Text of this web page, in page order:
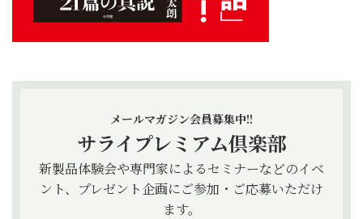
メールマガジン会員募集中!!
サライプレミアム倶楽部
新製品体験会や専門家によるセミナーなどのイベ
ント、プレゼント企画にご参加・ご応募いただけ
ます。